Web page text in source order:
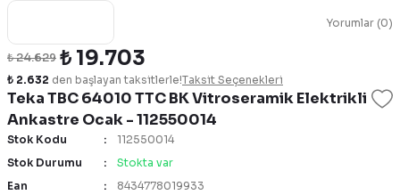
Yorumlar (0)
Teka TBC 64010 TTC BK Vitroseramik Elektrikli
Ankastre Ocak - 112550014
₺ 24.629 ₺ 19.703
₺ 2.632 den başlayan taksitlerle!Taksit Seçenekleri
Stok Kodu
112550014
Stok Durumu
Stokta var
Ean
8434778019933